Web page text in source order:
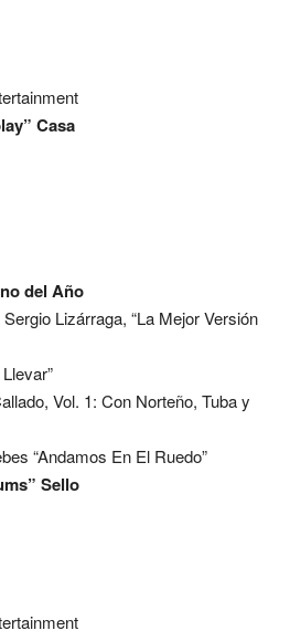
Casa
del Año
Lizárraga, “La Mejor Versión
Vol. 1: Con Norteño, Tuba y
“Andamos En El Ruedo”
Sello